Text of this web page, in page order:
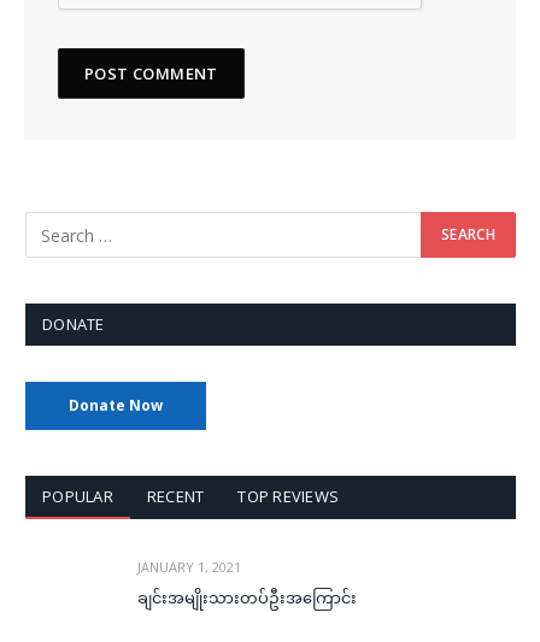
DONATE
Donate Now
POPULAR RECENT TOP REVIEWS
JANUARY 1, 2021
ချင်းအမျိုးသားတပ်ဦးအကြောင်း